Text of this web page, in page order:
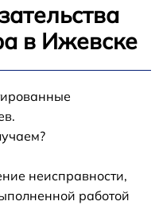
в Ижевске
неисправности,
работой